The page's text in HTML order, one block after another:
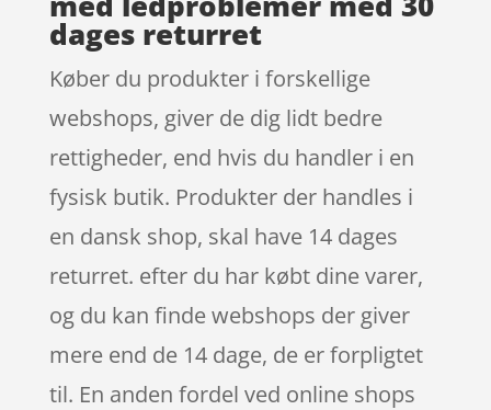
dages returret
Køber du produkter i forskellige
webshops, giver de dig lidt bedre
rettigheder, end hvis du handler i en
fysisk butik. Produkter der handles i
en dansk shop, skal have 14 dages
returret. efter du har købt dine varer,
og du kan finde webshops der giver
mere end de 14 dage, de er forpligtet
til. En anden fordel ved online shops